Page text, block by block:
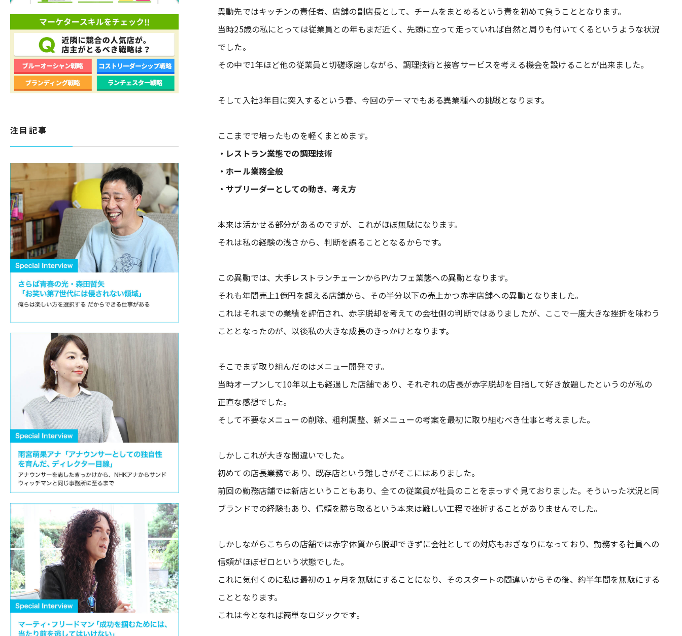
注目記事
異動先ではキッチンの責任者、店舗の副店長として、チームをまとめるという責を初めて負うこととなります。
当時25歳の私にとっては従業員との年もまだ近く、先頭に立って走っていれば自然と周りも付いてくるというような状況
でした。
その中で1年ほど他の従業員と切磋琢磨しながら、調理技術と接客サービスを考える機会を設けることが出来ました。
そして入社3年目に突入するという春、今回のテーマでもある異業種への挑戦となります。
ここまでで培ったものを軽くまとめます。
・レストラン業態での調理技術
・ホール業務全般
・サブリーダーとしての動き、考え方
本来は活かせる部分があるのですが、これがほぼ無駄になります。
それは私の経験の浅さから、判断を誤ることとなるからです。
この異動では、大手レストランチェーンからPVカフェ業態への異動となります。
それも年間売上1億円を超える店舗から、その半分以下の売上かつ赤字店舗への異動となりました。
これはそれまでの業績を評価され、赤字脱却を考えての会社側の判断ではありましたが、ここで一度大きな挫折を味わう
こととなったのが、以後私の大きな成長のきっかけとなります。
そこでまず取り組んだのはメニュー開発です。
当時オープンして10年以上も経過した店舗であり、それぞれの店長が赤字脱却を目指して好き放題したというのが私の
正直な感想でした。
そして不要なメニューの削除、粗利調整、新メニューの考案を最初に取り組むべき仕事と考えました。
しかしこれが大きな間違いでした。
初めての店長業務であり、既存店という難しさがそこにはありました。
前回の勤務店舗では新店ということもあり、全ての従業員が社員のことをまっすぐ見ておりました。そういった状況と同
ブランドでの経験もあり、信頼を勝ち取るという本来は難しい工程で挫折することがありませんでした。
しかしながらこちらの店舗では赤字体質から脱却できずに会社としての対応もおざなりになっており、勤務する社員への
信頼がほぼゼロという状態でした。
これに気付くのに私は最初の１ヶ月を無駄にすることになり、そのスタートの間違いからその後、約半年間を無駄にする
こととなります。
これは今となれば簡単なロジックです。